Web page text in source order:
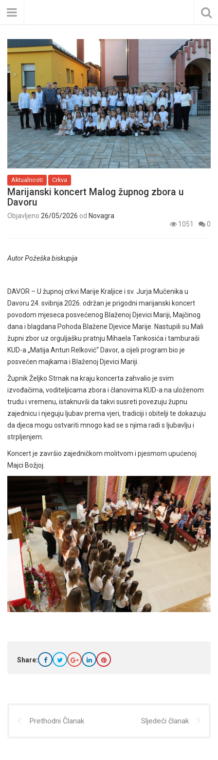
Aktualnosti Crkva
Marijanski koncert Malog župnog zbora u
Davoru
Objavljeno 26/05/2026 od Novagra
1051
0
Autor Požeška biskupija
DAVOR – U župnoj crkvi Marije Kraljice i sv. Jurja Mučenika u
Davoru 24. svibnja 2026. održan je prigodni marijanski koncert
povodom mjeseca posvećenog Blaženoj Djevici Mariji, Majčinog
dana i blagdana Pohoda Blažene Djevice Marije. Nastupili su Mali
župni zbor uz orguljašku pratnju Mihaela Tankosića i tamburaši
KUD-a „Matija Antun Relković“ Davor, a cijeli program bio je
posvećen majkama i Blaženoj Djevici Mariji.
Župnik Željko Strnak na kraju koncerta zahvalio je svim
izvođačima, voditeljicama zbora i članovima KUD-a na uloženom
trudu i vremenu, istaknuvši da takvi susreti povezuju župnu
zajednicu i njeguju ljubav prema vjeri, tradiciji i obitelji te dokazuju
da djeca mogu ostvariti mnogo kad se s njima radi s ljubavlju i
strpljenjem.
Koncert je završio zajedničkom molitvom i pjesmom upućenoj
Majci Božjoj.
Share:
Prethodni Članak Sljedeći članak